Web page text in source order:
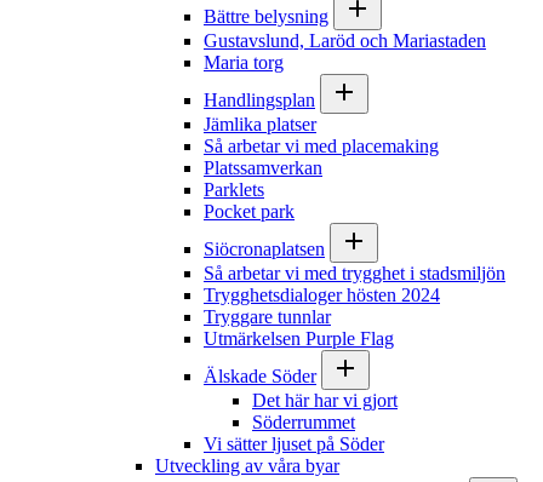
Bättre belysning
Gustavslund, Laröd och Mariastaden
Maria torg
Handlingsplan
Jämlika platser
Så arbetar vi med placemaking
Platssamverkan
Parklets
Pocket park
Siöcronaplatsen
Så arbetar vi med trygghet i stadsmiljön
Trygghetsdialoger hösten 2024
Tryggare tunnlar
Utmärkelsen Purple Flag
Älskade Söder
Det här har vi gjort
Söderrummet
Vi sätter ljuset på Söder
Utveckling av våra byar